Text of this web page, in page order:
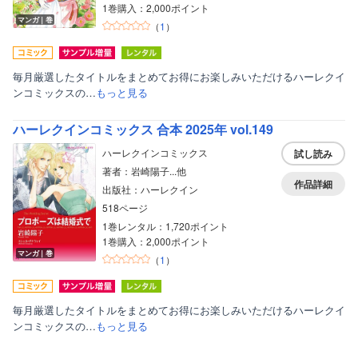
マンガ｜巻
1巻購入：2,000ポイント
（1 ）
毎月厳選したタイトルをまとめてお得にお楽しみいただけるハーレクイ
ンコミックスの…もっと見る
ハーレクインコミックス 合本 2025年 vol.149
マンガ｜巻
ハーレクインコミックス
著者：岩崎陽子...他
出版社：ハーレクイン
518ページ
1巻レンタル：1,720ポイント
1巻購入：2,000ポイント
（1 ）
試し読み
作品詳細
毎月厳選したタイトルをまとめてお得にお楽しみいただけるハーレクイ
ンコミックスの…もっと見る